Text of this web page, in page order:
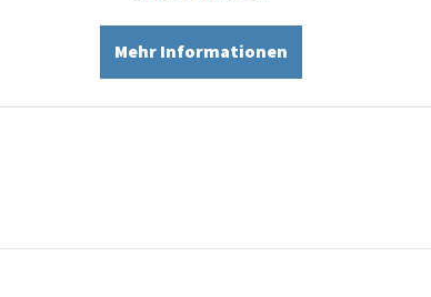
Mehr Informationen